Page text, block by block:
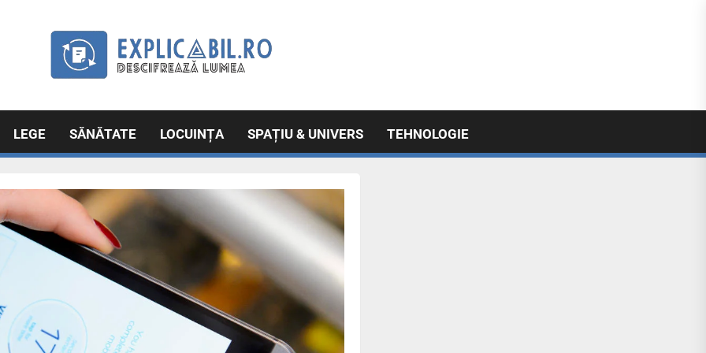
Explicabil
LEGE SĂNĂTATE LOCUINȚA SPAȚIU & UNIVERS TEHNOLOGIE